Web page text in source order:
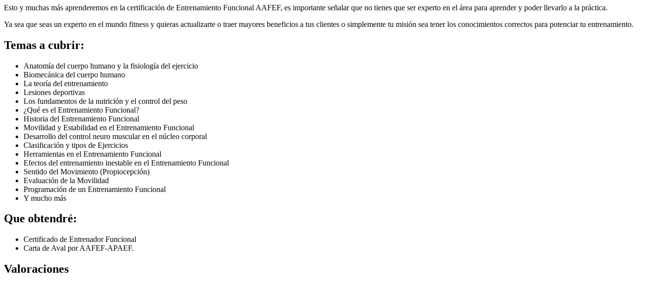
Esto y muchas más aprenderemos en la certificación de Entrenamiento Funcional AAFEF, es importante señalar que no tienes que ser experto en el área para aprender y poder llevarlo a la práctica.
Ya sea que seas un experto en el mundo fitness y quieras actualizarte o traer mayores beneficios a tus clientes o simplemente tu misión sea tener los conocimientos correctos para potenciar tu entrenamiento.
Temas a cubrir:
Anatomía del cuerpo humano y la fisiología del ejercicio
Biomecánica del cuerpo humano
La teoría del entrenamiento
Lesiones deportivas
Los fundamentos de la nutrición y el control del peso
¿Qué es el Entrenamiento Funcional?
Historia del Entrenamiento Funcional
Movilidad y Estabilidad en el Entrenamiento Funcional
Desarrollo del control neuro muscular en el núcleo corporal
Clasificación y tipos de Ejercicios
Herramientas en el Entrenamiento Funcional
Efectos del entrenamiento inestable en el Entrenamiento Funcional
Sentido del Movimiento (Propiocepción)
Evaluación de la Movilidad
Programación de un Entrenamiento Funcional
Y mucho más
Que obtendré:
Certificado de Entrenador Funcional
Carta de Aval por AAFEF-APAEF.
Valoraciones